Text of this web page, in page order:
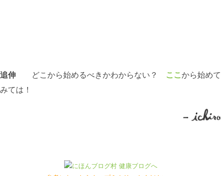
追伸 どこから始めるべきかわからない？ ここ から始めて
みては！